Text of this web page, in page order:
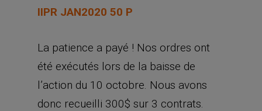
IIPR JAN2020 50 P
La patience a payé ! Nos ordres ont
été exécutés lors de la baisse de
l’action du 10 octobre. Nous avons
donc recueilli 300$ sur 3 contrats.